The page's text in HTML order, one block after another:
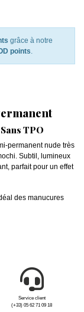
grâce à notre
points.
TPO
permanent nude très
Subtil, lumineux
parfait pour un effet
des manucures
Service client
(+33) 05 62 71 09 18